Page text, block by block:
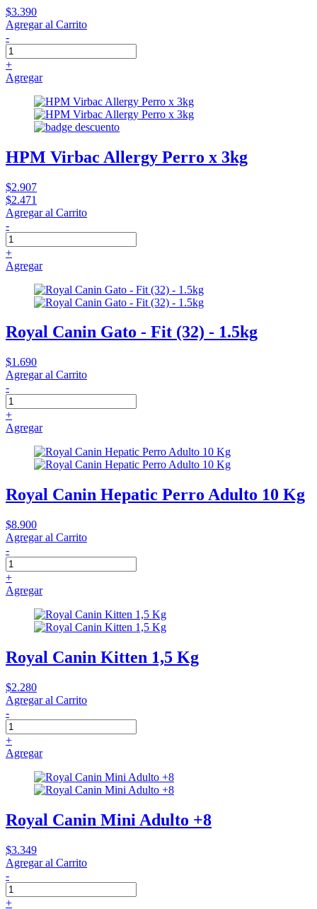
$3.390
Agregar al Carrito
-
+
Agregar
HPM Virbac Allergy Perro x 3kg
$2.907
$2.471
Agregar al Carrito
-
+
Agregar
Royal Canin Gato - Fit (32) - 1.5kg
$1.690
Agregar al Carrito
-
+
Agregar
Royal Canin Hepatic Perro Adulto 10 Kg
$8.900
Agregar al Carrito
-
+
Agregar
Royal Canin Kitten 1,5 Kg
$2.280
Agregar al Carrito
-
+
Agregar
Royal Canin Mini Adulto +8
$3.349
Agregar al Carrito
-
+